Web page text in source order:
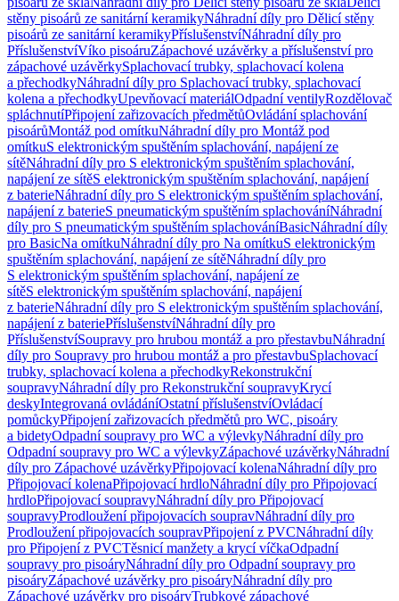
stěny pisoárů ze sanitární keramikyNáhradní díly pro Dělicí stěny
pisoárů ze sanitární keramikyPříslušenstvíNáhradní díly pro
PříslušenstvíVíko pisoáruZápachové uzávěrky a příslušenství pro
zápachové uzávěrkySplachovací trubky, splachovací kolena
a přechodkyNáhradní díly pro Splachovací trubky, splachovací
kolena a přechodkyUpevňovací materiálOdpadní ventilyRozdělovač
spláchnutíPřipojení zařizovacích předmětůOvládání splachování
pisoárůMontáž pod omítkuNáhradní díly pro Montáž pod
omítkuS elektronickým spuštěním splachování, napájení ze
sítěNáhradní díly pro S elektronickým spuštěním splachování,
napájení ze sítěS elektronickým spuštěním splachování, napájení
z baterieNáhradní díly pro S elektronickým spuštěním splachování,
napájení z baterieS pneumatickým spuštěním splachováníNáhradní
díly pro S pneumatickým spuštěním splachováníBasicNáhradní díly
pro BasicNa omítkuNáhradní díly pro Na omítkuS elektronickým
spuštěním splachování, napájení ze sítěNáhradní díly pro
S elektronickým spuštěním splachování, napájení ze
sítěS elektronickým spuštěním splachování, napájení
z baterieNáhradní díly pro S elektronickým spuštěním splachování,
napájení z bateriePříslušenstvíNáhradní díly pro
PříslušenstvíSoupravy pro hrubou montáž a pro přestavbuNáhradní
díly pro Soupravy pro hrubou montáž a pro přestavbuSplachovací
trubky, splachovací kolena a přechodkyRekonstrukční
soupravyNáhradní díly pro Rekonstrukční soupravyKrycí
deskyIntegrovaná ovládáníOstatní příslušenstvíOvládací
pomůckyPřipojení zařizovacích předmětů pro WC, pisoáry
a bidetyOdpadní soupravy pro WC a výlevkyNáhradní díly pro
Odpadní soupravy pro WC a výlevkyZápachové uzávěrkyNáhradní
díly pro Zápachové uzávěrkyPřipojovací kolenaNáhradní díly pro
Připojovací kolenaPřipojovací hrdloNáhradní díly pro Připojovací
hrdloPřipojovací soupravyNáhradní díly pro Připojovací
soupravyProdloužení připojovacích soupravNáhradní díly pro
Prodloužení připojovacích soupravPřipojení z PVCNáhradní díly
pro Připojení z PVCTěsnicí manžety a krycí víčkaOdpadní
soupravy pro pisoáryNáhradní díly pro Odpadní soupravy pro
pisoáryZápachové uzávěrky pro pisoáryNáhradní díly pro
Zápachové uzávěrky pro pisoáryTrubkové zápachové